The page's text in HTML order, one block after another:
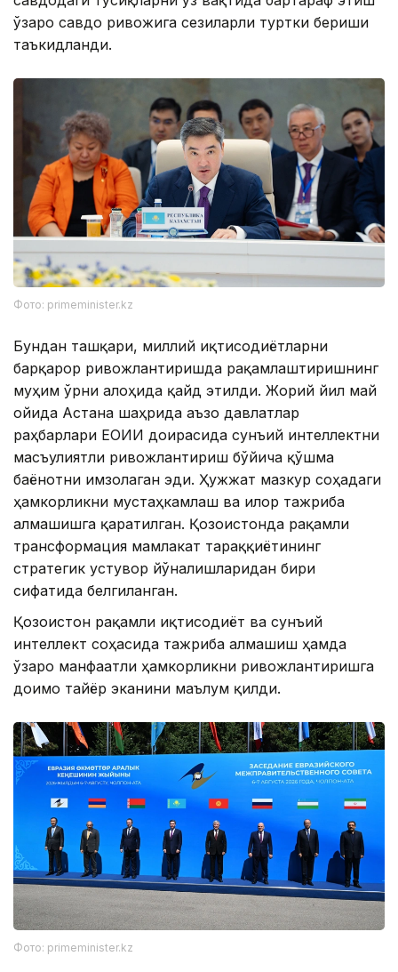
ўзаро савдо ривожига сезиларли туртки бериши
таъкидланди.
Фото: primeminister.kz
Бундан ташқари, миллий иқтисодиётларни
барқарор ривожлантиришда рақамлаштиришнинг
муҳим ўрни алоҳида қайд этилди. Жорий йил май
ойида Астана шаҳрида аъзо давлатлар
раҳбарлари ЕОИИ доирасида сунъий интеллектни
масъулиятли ривожлантириш бўйича қўшма
баёнотни имзолаган эди. Ҳужжат мазкур соҳадаги
ҳамкорликни мустаҳкамлаш ва илғор тажриба
алмашишга қаратилган. Қозоғистонда рақамли
трансформация мамлакат тараққиётининг
стратегик устувор йўналишларидан бири
сифатида белгиланган.
Қозоғистон рақамли иқтисодиёт ва сунъий
интеллект соҳасида тажриба алмашиш ҳамда
ўзаро манфаатли ҳамкорликни ривожлантиришга
доимо тайёр эканини маълум қилди.
Фото: primeminister.kz